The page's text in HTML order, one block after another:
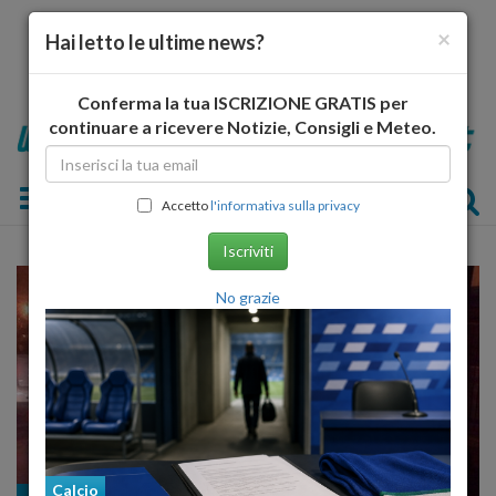
Toggle navigation
×
Hai letto le ultime news?
Conferma la tua ISCRIZIONE GRATIS per
continuare a ricevere Notizie, Consigli e Meteo.
Accettol'informativa sulla privacy
Iscriviti
No grazie
Calcio